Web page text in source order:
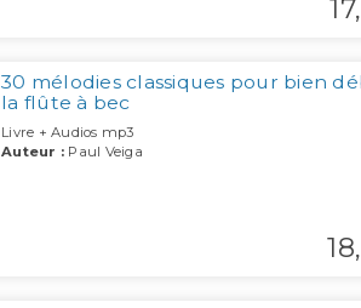
17,
30 mélodies classiques pour bien
la flûte à bec
Livre + Audios mp3
Auteur : Paul Veiga
18,